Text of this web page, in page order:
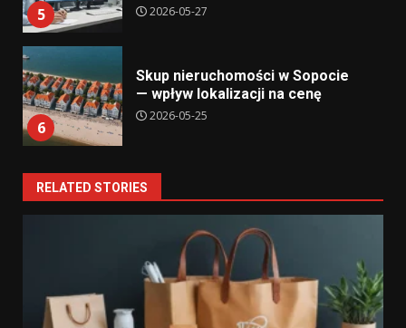
5 2026-05-27
6
Skup nieruchomości w Sopocie
— wpływ lokalizacji na cenę
2026-05-25
RELATED STORIES